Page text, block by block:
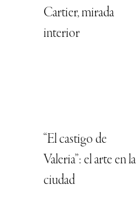
Cartier, mirada
interior
“El castigo de
Valeria”: el arte en la
ciudad